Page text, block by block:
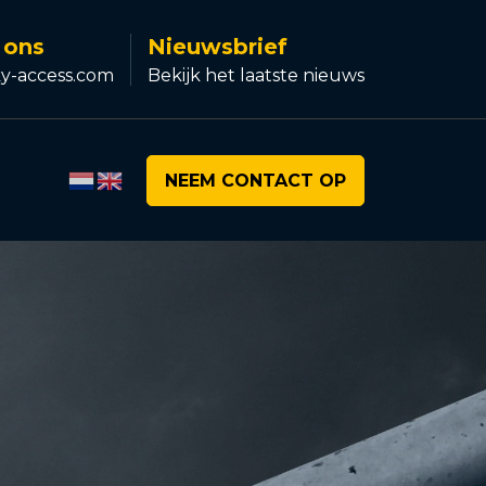
access.com
Nieuwsbrief
Bekijk het laatste nieuws
NEEM CONTACT OP